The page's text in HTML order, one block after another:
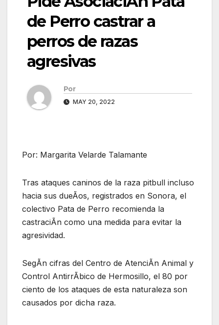
de Perro castrar a
perros de razas
agresivas
Por
MAY 20, 2022
Por: Margarita Velarde Talamante
Tras ataques caninos de la raza pitbull incluso
hacia sus dueÃos, registrados en Sonora, el
colectivo Pata de Perro recomienda la
castraciÃn como una medida para evitar la
agresividad.
SegÃn cifras del Centro de AtenciÃn Animal y
Control AntirrÃbico de Hermosillo, el 80 por
ciento de los ataques de esta naturaleza son
causados por dicha raza.